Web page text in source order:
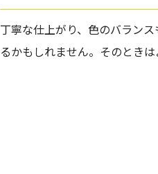
丁寧な仕上がり、色のバラン
るかもしれません。そのときは